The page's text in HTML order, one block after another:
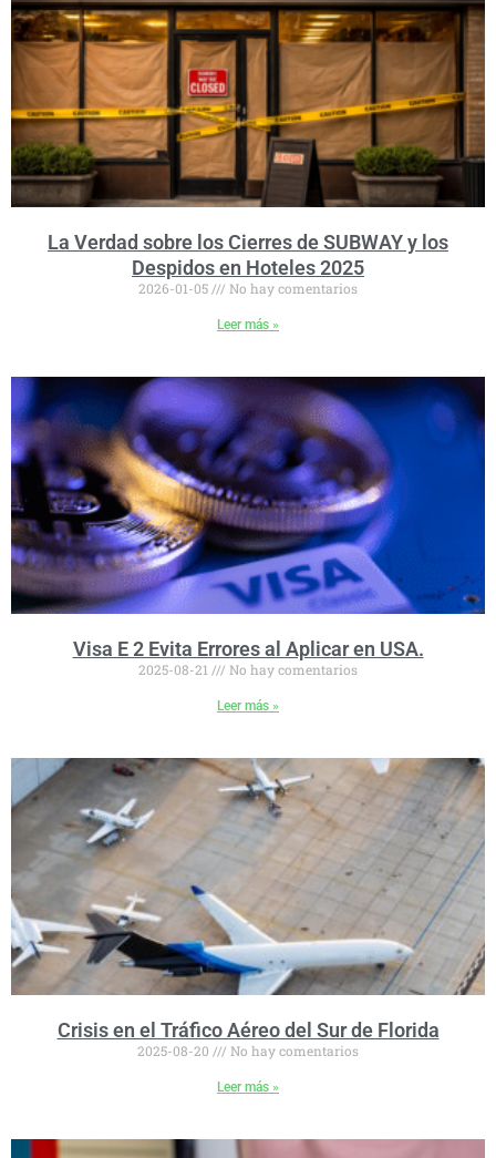
La Verdad sobre los Cierres de SUBWAY y los
Despidos en Hoteles 2025
2026-01-05 No hay comentarios
Leer más »
Visa E 2 Evita Errores al Aplicar en USA.
2025-08-21 No hay comentarios
Leer más »
Crisis en el Tráfico Aéreo del Sur de Florida
2025-08-20 No hay comentarios
Leer más »